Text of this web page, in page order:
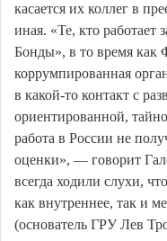
касается их коллег в
иная. «Те, кто
Бонды», в то время как
коррумпированная
в какой-то контакт с
ориентированной,
работа в России не
оценки», — говорит
всегда ходили слухи,
как внутреннее, так и
(основатель ГРУ Лев